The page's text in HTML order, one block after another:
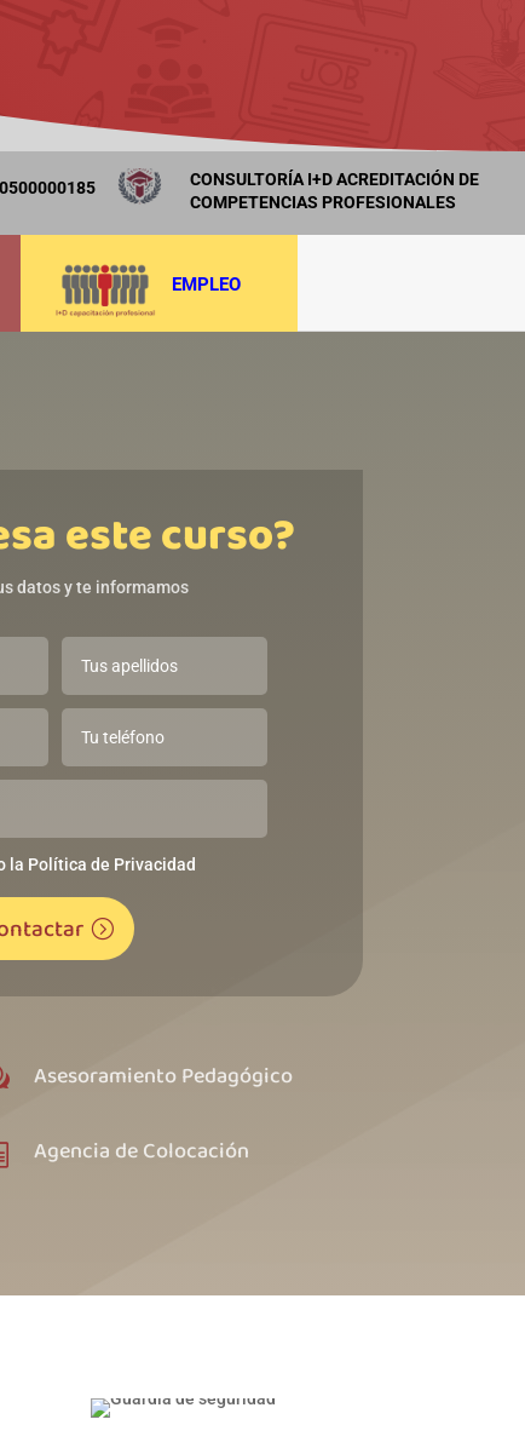
CONSULTORÍA I+D ACREDITACIÓN DE
COMPETENCIAS PROFESIONALES
EMPLEO
este curso?
datos y te informamos
la Política de Privacidad
Asesoramiento Pedagógico
Agencia de Colocación